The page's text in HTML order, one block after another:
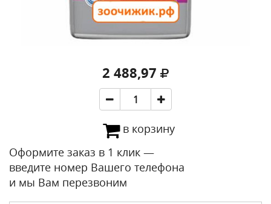
2 488,97
в корзину
Оформите заказ в 1 клик —
введите номер Вашего телефона
и мы Вам перезвоним